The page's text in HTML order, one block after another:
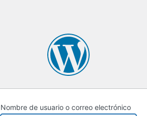
Nombre de usuario o correo electrónico